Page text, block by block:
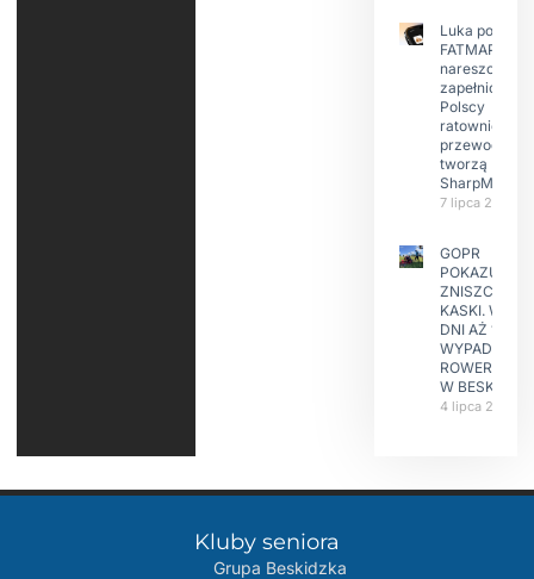
Luka po
FATMAP-ie
nareszcie
zapełniona?
Polscy
ratownicy i
przewodnicy
tworzą
SharpMap
7 lipca 2026
GOPR
POKAZUJE
ZNISZCZONE
KASKI. W
DNI AŻ 15
WYPADKÓW
W
4 lipca 2026
Kluby seniora
Grupa Beskidzka​